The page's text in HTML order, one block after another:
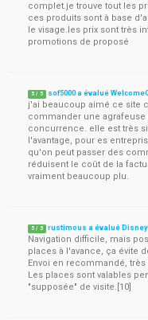
complet.je trouve tout les
ces produits sont à base
le visage.les prix sont très
promotions de proposé
5 / 5 sof5000 a évalué
j'ai beaucoup aimé ce site
commander une
concurrence. elle est très
l'avantage, pour es
qu'on peut passer des
réduisent le coût de la
vraiment beaucoup plu.
5 / 5 rustimous a évalué
Navigation difficile, mais
places à l'avance, ça évite
Envoi en recommandé,
Les places sont valables
"supposée" de visite.[10]